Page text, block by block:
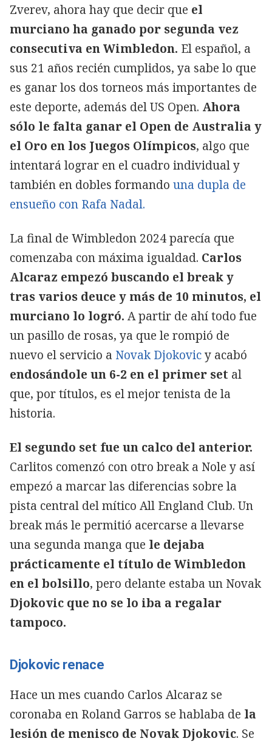
Zverev, ahora hay que decir que el
murciano ha ganado por segunda vez
consecutiva en Wimbledon. El español, a
sus 21 años recién cumplidos, ya sabe lo que
es ganar los dos torneos más importantes de
este deporte, además del US Open. Ahora
sólo le falta ganar el Open de Australia y
el Oro en los Juegos Olímpicos, algo que
intentará lograr en el cuadro individual y
también en dobles formando una dupla de
ensueño con Rafa Nadal.
La final de Wimbledon 2024 parecía que
comenzaba con máxima igualdad. Carlos
Alcaraz empezó buscando el break y
tras varios deuce y más de 10 minutos, el
murciano lo logró. A partir de ahí todo fue
un pasillo de rosas, ya que le rompió de
nuevo el servicio a Novak Djokovicy acabó
endosándole un 6-2 en el primer set al
que, por títulos, es el mejor tenista de la
historia.
El segundo set fue un calco del anterior.
Carlitos comenzó con otro break a Nole y así
empezó a marcar las diferencias sobre la
pista central del mítico All England Club. Un
break más le permitió acercarse a llevarse
una segunda manga que le dejaba
prácticamente el título de Wimbledon
en el bolsillo, pero delante estaba un Novak
Djokovic que no se lo iba a regalar
tampoco.
Djokovic renace
Hace un mes cuando Carlos Alcaraz se
coronaba en Roland Garros se hablaba de la
lesión de menisco de Novak Djokovic. Se